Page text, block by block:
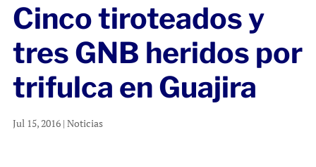
Cinco tiroteados y
tres GNB heridos por
trifulca en Guajira
Jul 15, 2016| Noticias